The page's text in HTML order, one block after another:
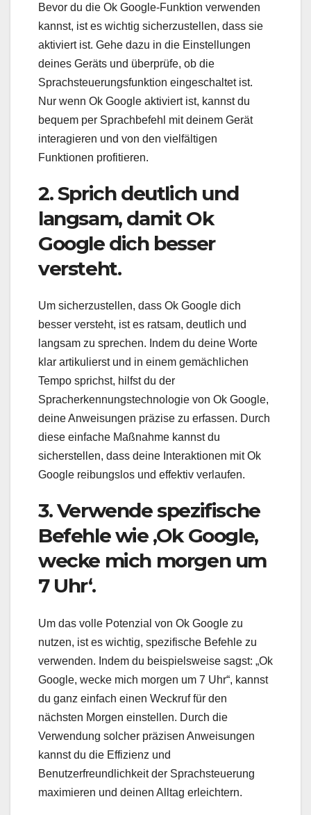
Bevor du die Ok Google-Funktion verwenden
kannst, ist es wichtig sicherzustellen, dass sie
aktiviert ist. Gehe dazu in die Einstellungen
deines Geräts und überprüfe, ob die
Sprachsteuerungsfunktion eingeschaltet ist.
Nur wenn Ok Google aktiviert ist, kannst du
bequem per Sprachbefehl mit deinem Gerät
interagieren und von den vielfältigen
Funktionen profitieren.
2. Sprich deutlich und
langsam, damit Ok
Google dich besser
versteht.
Um sicherzustellen, dass Ok Google dich
besser versteht, ist es ratsam, deutlich und
langsam zu sprechen. Indem du deine Worte
klar artikulierst und in einem gemächlichen
Tempo sprichst, hilfst du der
Spracherkennungstechnologie von Ok Google,
deine Anweisungen präzise zu erfassen. Durch
diese einfache Maßnahme kannst du
sicherstellen, dass deine Interaktionen mit Ok
Google reibungslos und effektiv verlaufen.
3. Verwende spezifische
Befehle wie ‚Ok Google,
wecke mich morgen um
7 Uhr‘.
Um das volle Potenzial von Ok Google zu
nutzen, ist es wichtig, spezifische Befehle zu
verwenden. Indem du beispielsweise sagst: „Ok
Google, wecke mich morgen um 7 Uhr“, kannst
du ganz einfach einen Weckruf für den
nächsten Morgen einstellen. Durch die
Verwendung solcher präzisen Anweisungen
kannst du die Effizienz und
Benutzerfreundlichkeit der Sprachsteuerung
maximieren und deinen Alltag erleichtern.